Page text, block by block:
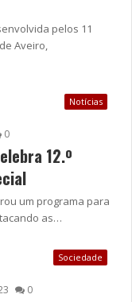
pelos 11
Aveiro,
Notícias
0
12.º
um programa para
as…
Sociedade
0